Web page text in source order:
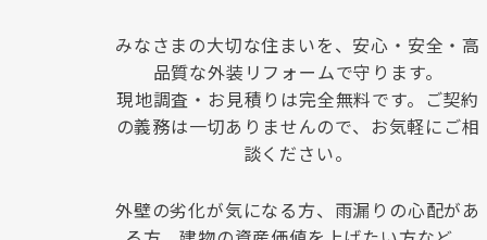
みなさまの大切な住まいを、安心・安全・高
品質な外装リフォームで守ります。
現地調査・お見積りは完全無料です。ご契約
の義務は一切ありませんので、お気軽にご相
談ください。
外壁の劣化が気になる方、雨漏りの心配があ